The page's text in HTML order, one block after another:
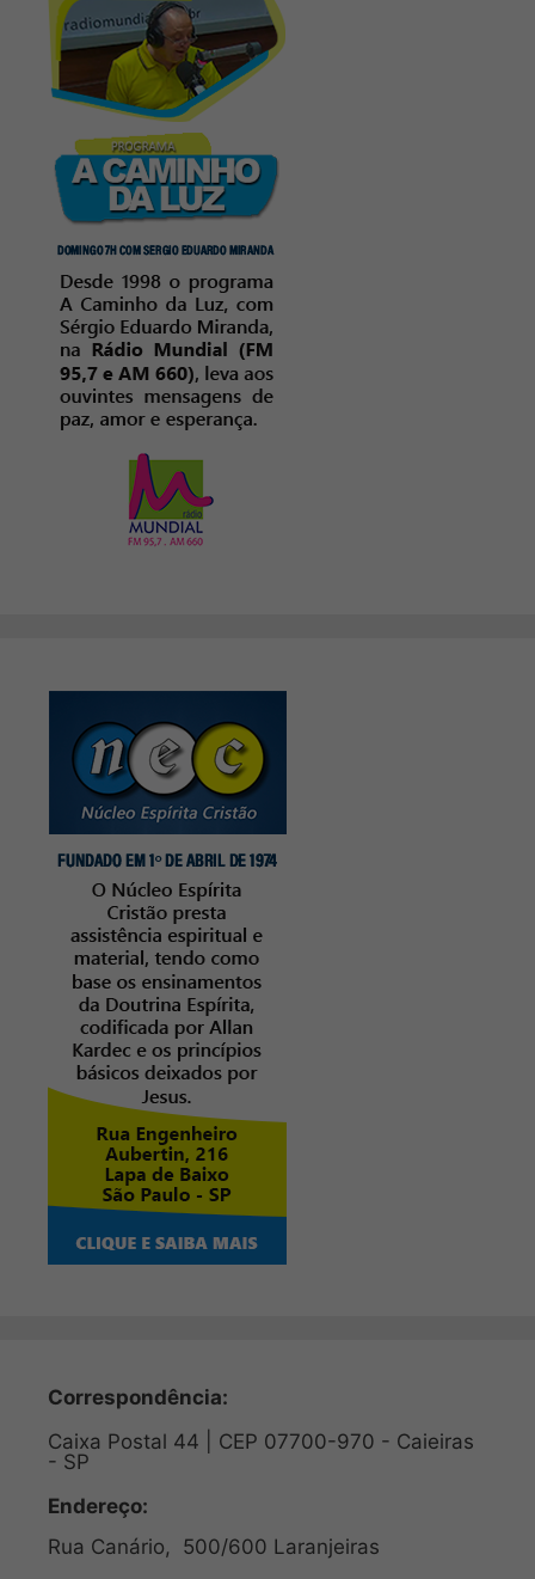
Correspondência:
Caixa Postal 44 | CEP 07700-970 - Caieiras
- SP
Endereço:
Rua Canário, 500/600 Laranjeiras